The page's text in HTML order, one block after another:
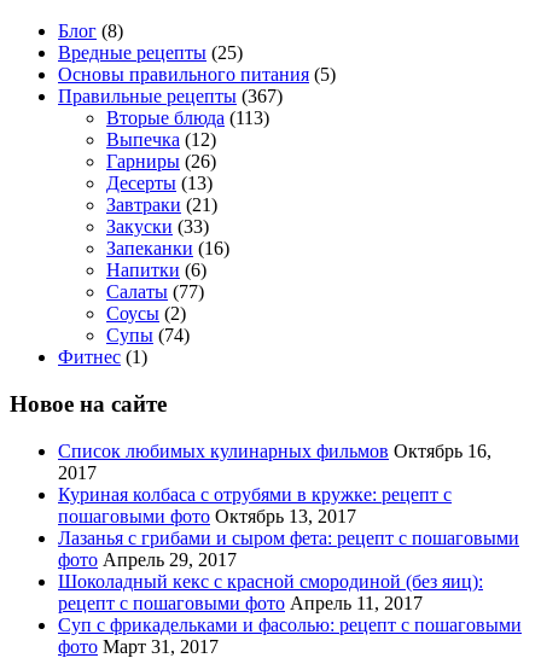
Блог (8)
Вредные рецепты (25)
Основы правильного питания (5)
Правильные рецепты (367)
Вторые блюда (113)
Выпечка (12)
Гарниры (26)
Десерты (13)
Завтраки (21)
Закуски (33)
Запеканки (16)
Напитки (6)
Салаты (77)
Соусы (2)
Супы (74)
Фитнес (1)
Новое на сайте
Список любимых кулинарных фильмов Октябрь 16,
2017
Куриная колбаса с отрубями в кружке: рецепт с
пошаговыми фото Октябрь 13, 2017
Лазанья с грибами и сыром фета: рецепт с пошаговыми
фото Апрель 29, 2017
Шоколадный кекс с красной смородиной (без яиц):
рецепт с пошаговыми фото Апрель 11, 2017
Суп с фрикадельками и фасолью: рецепт с пошаговыми
фото Март 31, 2017